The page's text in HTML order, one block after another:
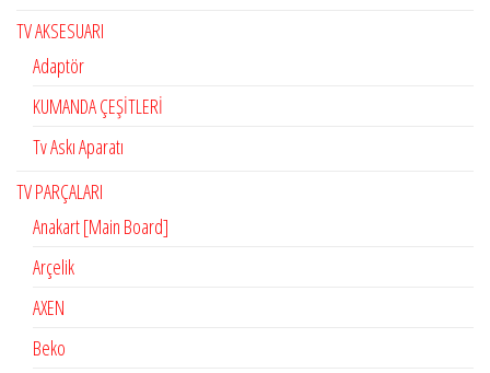
TV AKSESUARI
Adaptör
KUMANDA ÇEŞİTLERİ
Tv Askı Aparatı
TV PARÇALARI
Anakart [Main Board]
Arçelik
AXEN
Beko